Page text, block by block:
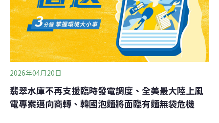
會在分解後產生三氟乙酸（TFA），在環境與人體累積。
因此，有些北美職業冰球聯盟（NHL）的場館回頭採用百
年前流行的二氧化碳冷媒或氨冷媒。然而，氨
2026年04月20日
翡翠水庫不再支援臨時發電調度、全美最大陸上風
電專案邁向商轉、韓國泡麵將面臨有麵無袋危機